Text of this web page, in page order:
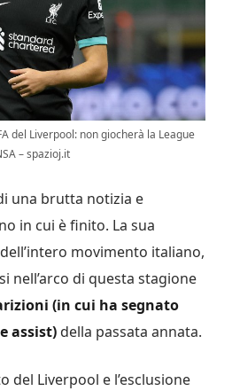
del Liverpool: non giocherà la League
– spazioj.it
una brutta notizia e
in cui è finito. La sua
movimento italiano,
nell’arco di questa stagione
(in cui ha segnato
assist) della passata annata.
del Liverpool e l’esclusione